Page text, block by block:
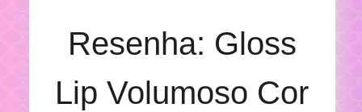
Resenha: Gloss
Lip Volumoso Cor